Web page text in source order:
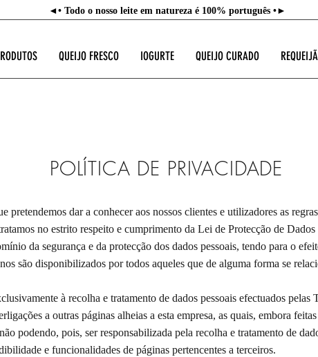
◄• Todo o nosso leite em natureza é 100% português •►
QUEIJO FRESCO IOGURTE QUEIJO CURADO
POLÍTICA DE PRIVACIDADE
pretendemos dar a conhecer aos nossos clientes e utilizadores as
no estrito respeito e cumprimento da Lei de Protecção de
da segurança e da protecção dos dados pessoais, tendo para o
são disponibilizados por todos aqueles que de alguma forma se
à recolha e tratamento de dados pessoais efectuados
a outras páginas alheias a esta empresa, as quais, embora
podendo, pois, ser responsabilizada pela recolha e tratamento de
e funcionalidades de páginas pertencentes a terceiros.